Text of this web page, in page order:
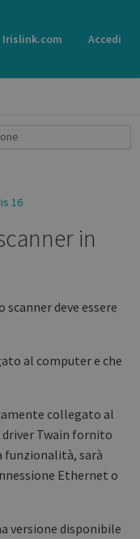
Accedi
16
in
deve essere
al computer e che
collegato al
driver Twain fornito
funzionalità, sarà
Ethernet o
versione disponibile